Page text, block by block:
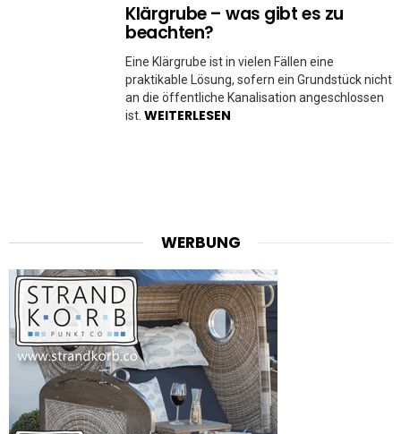
Klärgrube – was gibt es zu
beachten?
Eine Klärgrube ist in vielen Fällen eine
praktikable Lösung, sofern ein Grundstück nicht
an die öffentliche Kanalisation angeschlossen
ist. WEITERLESEN
WERBUNG